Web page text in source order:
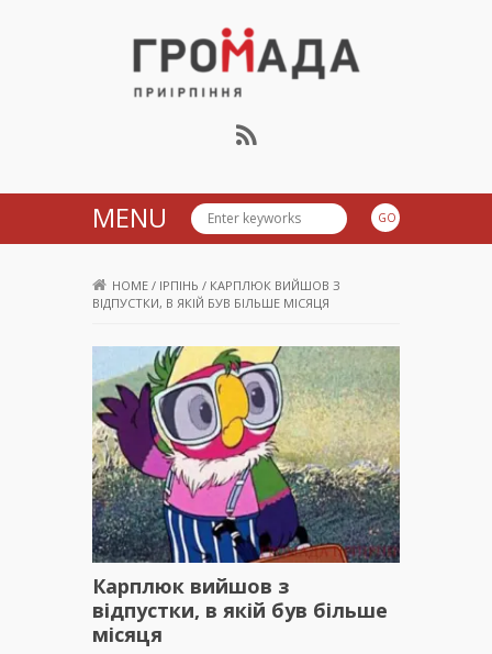
Громада Приірпіння
MENU
HOME / ІРПІНЬ / КАРПЛЮК ВИЙШОВ З
ВІДПУСТКИ, В ЯКІЙ БУВ БІЛЬШЕ МІСЯЦЯ
Карплюк вийшов з
відпустки, в якій був більше
місяця